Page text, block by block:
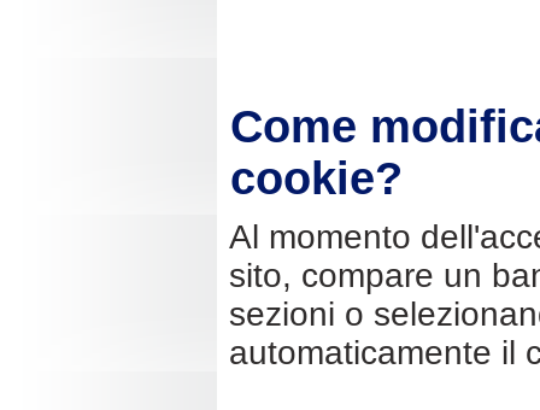
Come
cookie?
Al momento
sito, compare un
sezioni o
automaticamente il